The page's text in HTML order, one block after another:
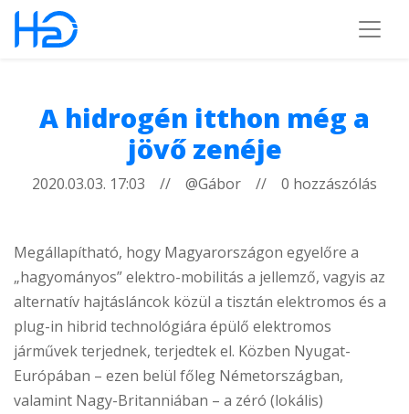
A hidrogén itthon még a
jövő zenéje
2020.03.03. 17:03 // @Gábor // 0 hozzászólás
Megállapítható, hogy Magyarországon egyelőre a
„hagyományos” elektro-mobilitás a jellemző, vagyis az
alternatív hajtásláncok közül a tisztán elektromos és a
plug-in hibrid technológiára épülő elektromos
járművek terjednek, terjedtek el. Közben Nyugat-
Európában – ezen belül főleg Németországban,
valamint Nagy-Britanniában – a zéró (lokális)